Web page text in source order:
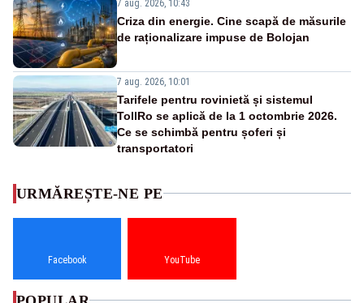
7 aug. 2026, 10:43
Criza din energie. Cine scapă de măsurile
de raționalizare impuse de Bolojan
7 aug. 2026, 10:01
Tarifele pentru rovinietă și sistemul
TollRo se aplică de la 1 octombrie 2026.
Ce se schimbă pentru șoferi și
transportatori
URMĂREȘTE-NE PE
Facebook YouTube